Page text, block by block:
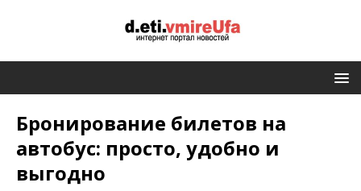
Бронирование билетов на
автобус: просто, удобно и
выгодно